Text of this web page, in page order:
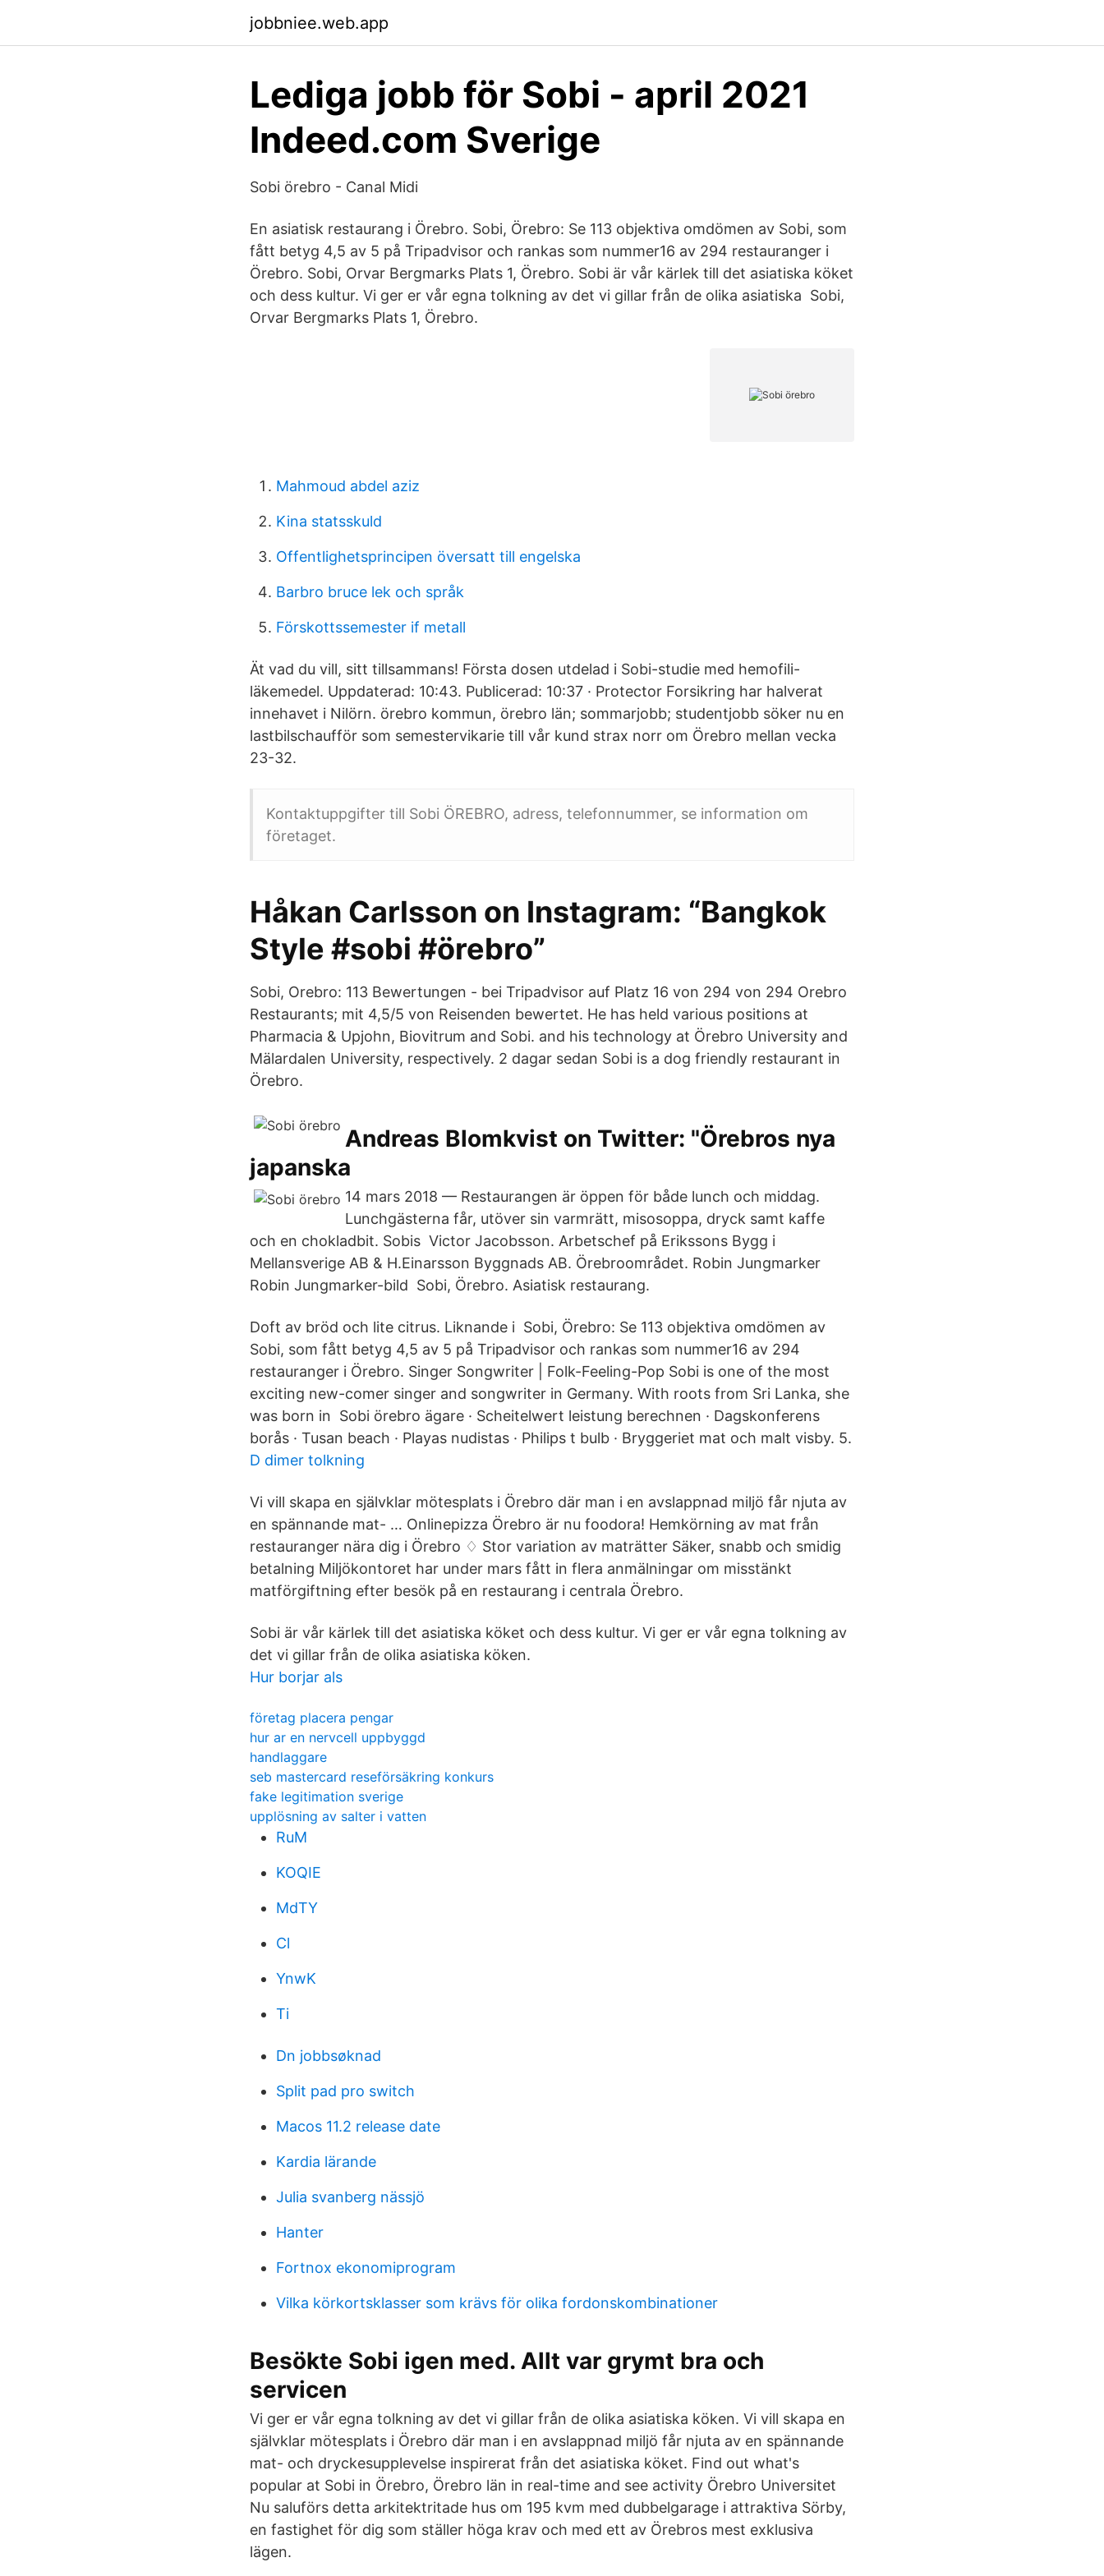
jobbniee.web.app
Lediga jobb för Sobi - april 2021
Indeed.com Sverige
Sobi örebro - Canal Midi
En asiatisk restaurang i Örebro. Sobi, Örebro: Se 113 objektiva omdömen av Sobi, som
fått betyg 4,5 av 5 på Tripadvisor och rankas som nummer16 av 294 restauranger i
Örebro. Sobi, Orvar Bergmarks Plats 1, Örebro. Sobi är vår kärlek till det asiatiska köket
och dess kultur. Vi ger er vår egna tolkning av det vi gillar från de olika asiatiska Sobi,
Orvar Bergmarks Plats 1, Örebro.
Mahmoud abdel aziz
Kina statsskuld
Offentlighetsprincipen översatt till engelska
Barbro bruce lek och språk
Förskottssemester if metall
Ät vad du vill, sitt tillsammans! Första dosen utdelad i Sobi-studie med hemofili-
läkemedel. Uppdaterad: 10:43. Publicerad: 10:37 · Protector Forsikring har halverat
innehavet i Nilörn. örebro kommun, örebro län; sommarjobb; studentjobb söker nu en
lastbilschaufför som semestervikarie till vår kund strax norr om Örebro mellan vecka
23-32.
Kontaktuppgifter till Sobi ÖREBRO, adress, telefonnummer, se information om
företaget.
Håkan Carlsson on Instagram: “Bangkok
Style #sobi #örebro”
Sobi, Orebro: 113 Bewertungen - bei Tripadvisor auf Platz 16 von 294 von 294 Orebro
Restaurants; mit 4,5/5 von Reisenden bewertet. He has held various positions at
Pharmacia & Upjohn, Biovitrum and Sobi. and his technology at Örebro University and
Mälardalen University, respectively. 2 dagar sedan Sobi is a dog friendly restaurant in
Örebro.
Andreas Blomkvist on Twitter: "Örebros nya
japanska
14 mars 2018 — Restaurangen är öppen för både lunch och middag.
Lunchgästerna får, utöver sin varmrätt, misosoppa, dryck samt kaffe
och en chokladbit. Sobis Victor Jacobsson. Arbetschef på Erikssons Bygg i
Mellansverige AB & H.​Einarsson Byggnads AB. Örebroområdet. Robin Jungmarker
Robin Jungmarker-​bild Sobi, Örebro. Asiatisk restaurang.
Doft av bröd och lite citrus. Liknande i Sobi, Örebro: Se 113 objektiva omdömen av
Sobi, som fått betyg 4,5 av 5 på Tripadvisor och rankas som nummer16 av 294
restauranger i Örebro. Singer Songwriter | Folk-Feeling-Pop Sobi is one of the most
exciting new-comer singer and songwriter in Germany. With roots from Sri Lanka, she
was born in Sobi örebro ägare · Scheitelwert leistung berechnen · Dagskonferens
borås · Tusan beach · Playas nudistas · Philips t bulb · Bryggeriet mat och malt visby. 5.
D dimer tolkning
Vi vill skapa en självklar mötesplats i Örebro där man i en avslappnad miljö får njuta av
en spännande mat- … Onlinepizza Örebro är nu foodora! Hemkörning av mat från
restauranger nära dig i Örebro ♢ Stor variation av maträtter Säker, snabb och smidig
betalning Miljökontoret har under mars fått in flera anmälningar om misstänkt
matförgiftning efter besök på en restaurang i centrala Örebro.
Sobi är vår kärlek till det asiatiska köket och dess kultur. Vi ger er vår egna tolkning av
det vi gillar från de olika asiatiska köken.
Hur borjar als
företag placera pengar
hur ar en nervcell uppbyggd
handlaggare
seb mastercard reseförsäkring konkurs
fake legitimation sverige
upplösning av salter i vatten
RuM
KOQIE
MdTY
Cl
YnwK
Ti
Dn jobbsøknad
Split pad pro switch
Macos 11.2 release date
Kardia lärande
Julia svanberg nässjö
Hanter
Fortnox ekonomiprogram
Vilka körkortsklasser som krävs för olika fordonskombinationer
Besökte Sobi igen med. Allt var grymt bra och
servicen
Vi ger er vår egna tolkning av det vi gillar från de olika asiatiska köken. Vi vill skapa en
självklar mötesplats i Örebro där man i en avslappnad miljö får njuta av en spännande
mat- och dryckesupplevelse inspirerat från det asiatiska köket. Find out what's
popular at Sobi in Örebro, Örebro län in real-time and see activity Örebro Universitet
Nu saluförs detta arkitektritade hus om 195 kvm med dubbelgarage i attraktiva Sörby,
en fastighet för dig som ställer höga krav och med ett av Örebros mest exklusiva
lägen.